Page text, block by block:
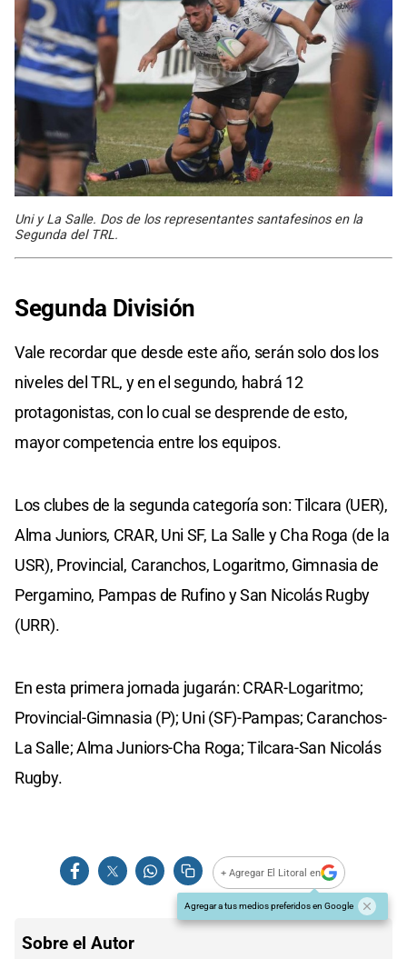
Uni y La Salle. Dos de los representantes santafesinos en la
Segunda del TRL.
Segunda División
Vale recordar que desde este año, serán solo dos los
niveles del TRL, y en el segundo, habrá 12
protagonistas, con lo cual se desprende de esto,
mayor competencia entre los equipos.
Los clubes de la segunda categoría son: Tilcara (UER),
Alma Juniors, CRAR, Uni SF, La Salle y Cha Roga (de la
USR), Provincial, Caranchos, Logaritmo, Gimnasia de
Pergamino, Pampas de Rufino y San Nicolás Rugby
(URR).
En esta primera jornada jugarán: CRAR-Logaritmo;
Provincial-Gimnasia (P); Uni (SF)-Pampas; Caranchos-
La Salle; Alma Juniors-Cha Roga; Tilcara-San Nicolás
Rugby.
+ Agregar El Litoral en
Agregar a tus medios preferidos en Google
Sobre el Autor